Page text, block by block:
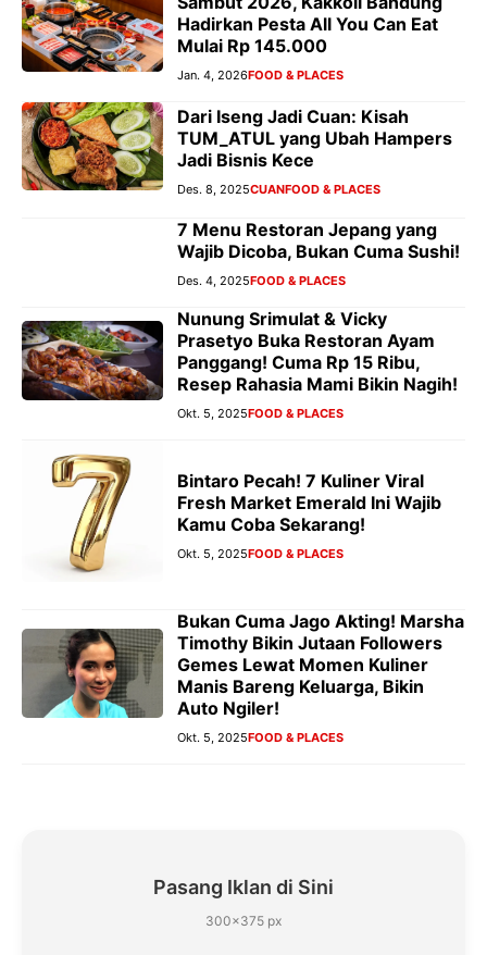
Hadirkan Pesta All You Can Eat
Mulai Rp 145.000
Jan. 4, 2026FOOD & PLACES
Dari Iseng Jadi Cuan: Kisah
TUM_ATUL yang Ubah Hampers
Jadi Bisnis Kece
Des. 8, 2025CUANFOOD & PLACES
7 Menu Restoran Jepang yang
Wajib Dicoba, Bukan Cuma Sushi!
Des. 4, 2025FOOD & PLACES
Nunung Srimulat & Vicky
Prasetyo Buka Restoran Ayam
Panggang! Cuma Rp 15 Ribu,
Resep Rahasia Mami Bikin Nagih!
Okt. 5, 2025FOOD & PLACES
Bintaro Pecah! 7 Kuliner Viral
Fresh Market Emerald Ini Wajib
Kamu Coba Sekarang!
Okt. 5, 2025FOOD & PLACES
Bukan Cuma Jago Akting! Marsha
Timothy Bikin Jutaan Followers
Gemes Lewat Momen Kuliner
Manis Bareng Keluarga, Bikin
Auto Ngiler!
Okt. 5, 2025FOOD & PLACES
Pasang Iklan di Sini
300×375 px